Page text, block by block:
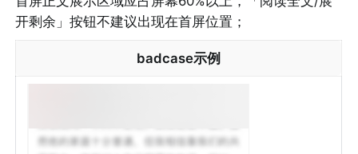
开剩余」按钮不建议出现在首屏位置；
badcase示例